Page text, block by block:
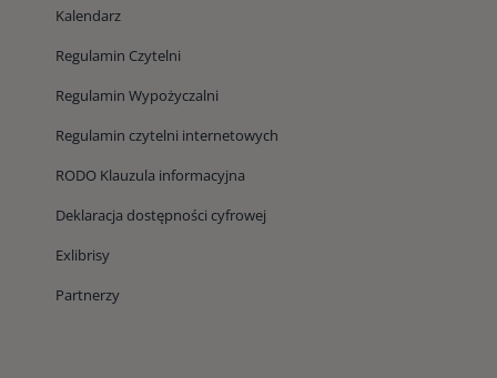
Kalendarz
Regulamin Czytelni
Regulamin Wypożyczalni
Regulamin czytelni internetowych
RODO Klauzula informacyjna
Deklaracja dostępności cyfrowej
Exlibrisy
Partnerzy